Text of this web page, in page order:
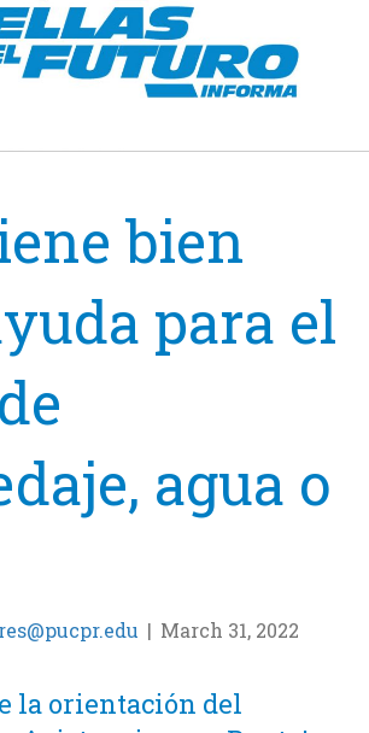
bien
para el
agua o
| March 31, 2022
la orientación del